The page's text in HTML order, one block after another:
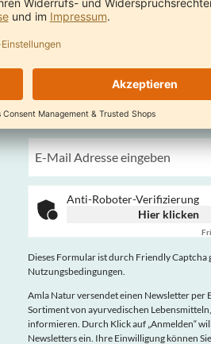
Ayurvedawissen, Rezepte und
Anti-Roboter-Verifizierung
Hier klicken
Dieses Formular ist durch Friendly Captcha
Nutzungsbedingungen.
Amla Natur versendet einen Newsletter per
Sortiment von ayurvedischen
informieren. Durch Klick auf „Anmelden“
Newsletters ein. Ihre Einwilligung können